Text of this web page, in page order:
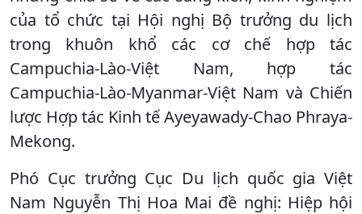
của tổ chức tại Hội nghị Bộ trưởng du lịch
trong khuôn khổ các cơ chế hợp tác
Campuchia-Lào-Việt Nam, hợp tác
Campuchia-Lào-Myanmar-Việt Nam và Chiến
lược Hợp tác Kinh tế Ayeyawady-Chao Phraya-
Mekong.
Phó Cục trưởng Cục Du lịch quốc gia Việt
Nam Nguyễn Thị Hoa Mai đề nghị: Hiệp hội